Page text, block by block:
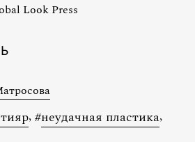
Look Press
, #неудачная пластика,